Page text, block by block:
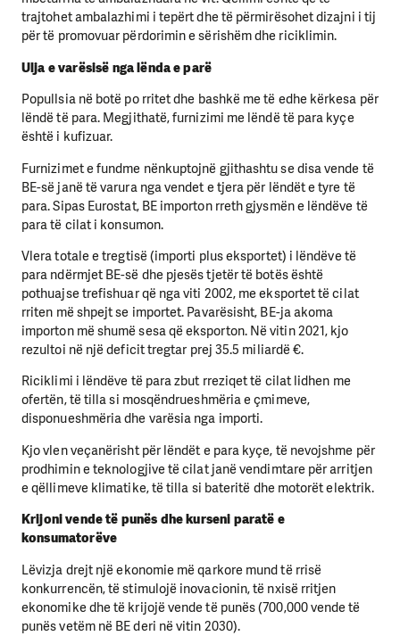
trajtohet ambalazhimi i tepërt dhe të përmirësohet dizajni i tij
për të promovuar përdorimin e sërishëm dhe riciklimin.
Ulja e varësisë nga lënda e parë
Popullsia në botë po rritet dhe bashkë me të edhe kërkesa për
lëndë të para. Megjithatë, furnizimi me lëndë të para kyçe
është i kufizuar.
Furnizimet e fundme nënkuptojnë gjithashtu se disa vende të
BE-së janë të varura nga vendet e tjera për lëndët e tyre të
para. Sipas Eurostat, BE importon rreth gjysmën e lëndëve të
para të cilat i konsumon.
Vlera totale e tregtisë (importi plus eksportet) i lëndëve të
para ndërmjet BE-së dhe pjesës tjetër të botës është
pothuajse trefishuar që nga viti 2002, me eksportet të cilat
rriten më shpejt se importet. Pavarësisht, BE-ja akoma
importon më shumë sesa që eksporton. Në vitin 2021, kjo
rezultoi në një deficit tregtar prej 35.5 miliardë €.
Riciklimi i lëndëve të para zbut rreziqet të cilat lidhen me
ofertën, të tilla si mosqëndrueshmëria e çmimeve,
disponueshmëria dhe varësia nga importi.
Kjo vlen veçanërisht për lëndët e para kyçe, të nevojshme për
prodhimin e teknologjive të cilat janë vendimtare për arritjen
e qëllimeve klimatike, të tilla si bateritë dhe motorët elektrik.
Krijoni vende të punës dhe kurseni paratë e
konsumatorëve
Lëvizja drejt një ekonomie më qarkore mund të rrisë
konkurrencën, të stimulojë inovacionin, të nxisë rritjen
ekonomike dhe të krijojë vende të punës (700,000 vende të
punës vetëm në BE deri në vitin 2030).